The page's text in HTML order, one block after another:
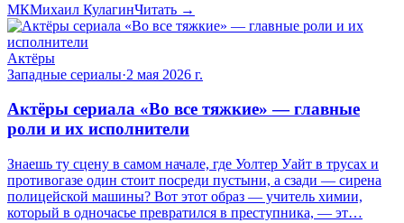
МКМихаил КулагинЧитать →
Актёры
Западные сериалы·2 мая 2026 г.
Актёры сериала «Во все тяжкие» — главные
роли и их исполнители
Знаешь ту сцену в самом начале, где Уолтер Уайт в трусах и
противогазе один стоит посреди пустыни, а сзади — сирена
полицейской машины? Вот этот образ — учитель химии,
который в одночасье превратился в преступника, — эт…